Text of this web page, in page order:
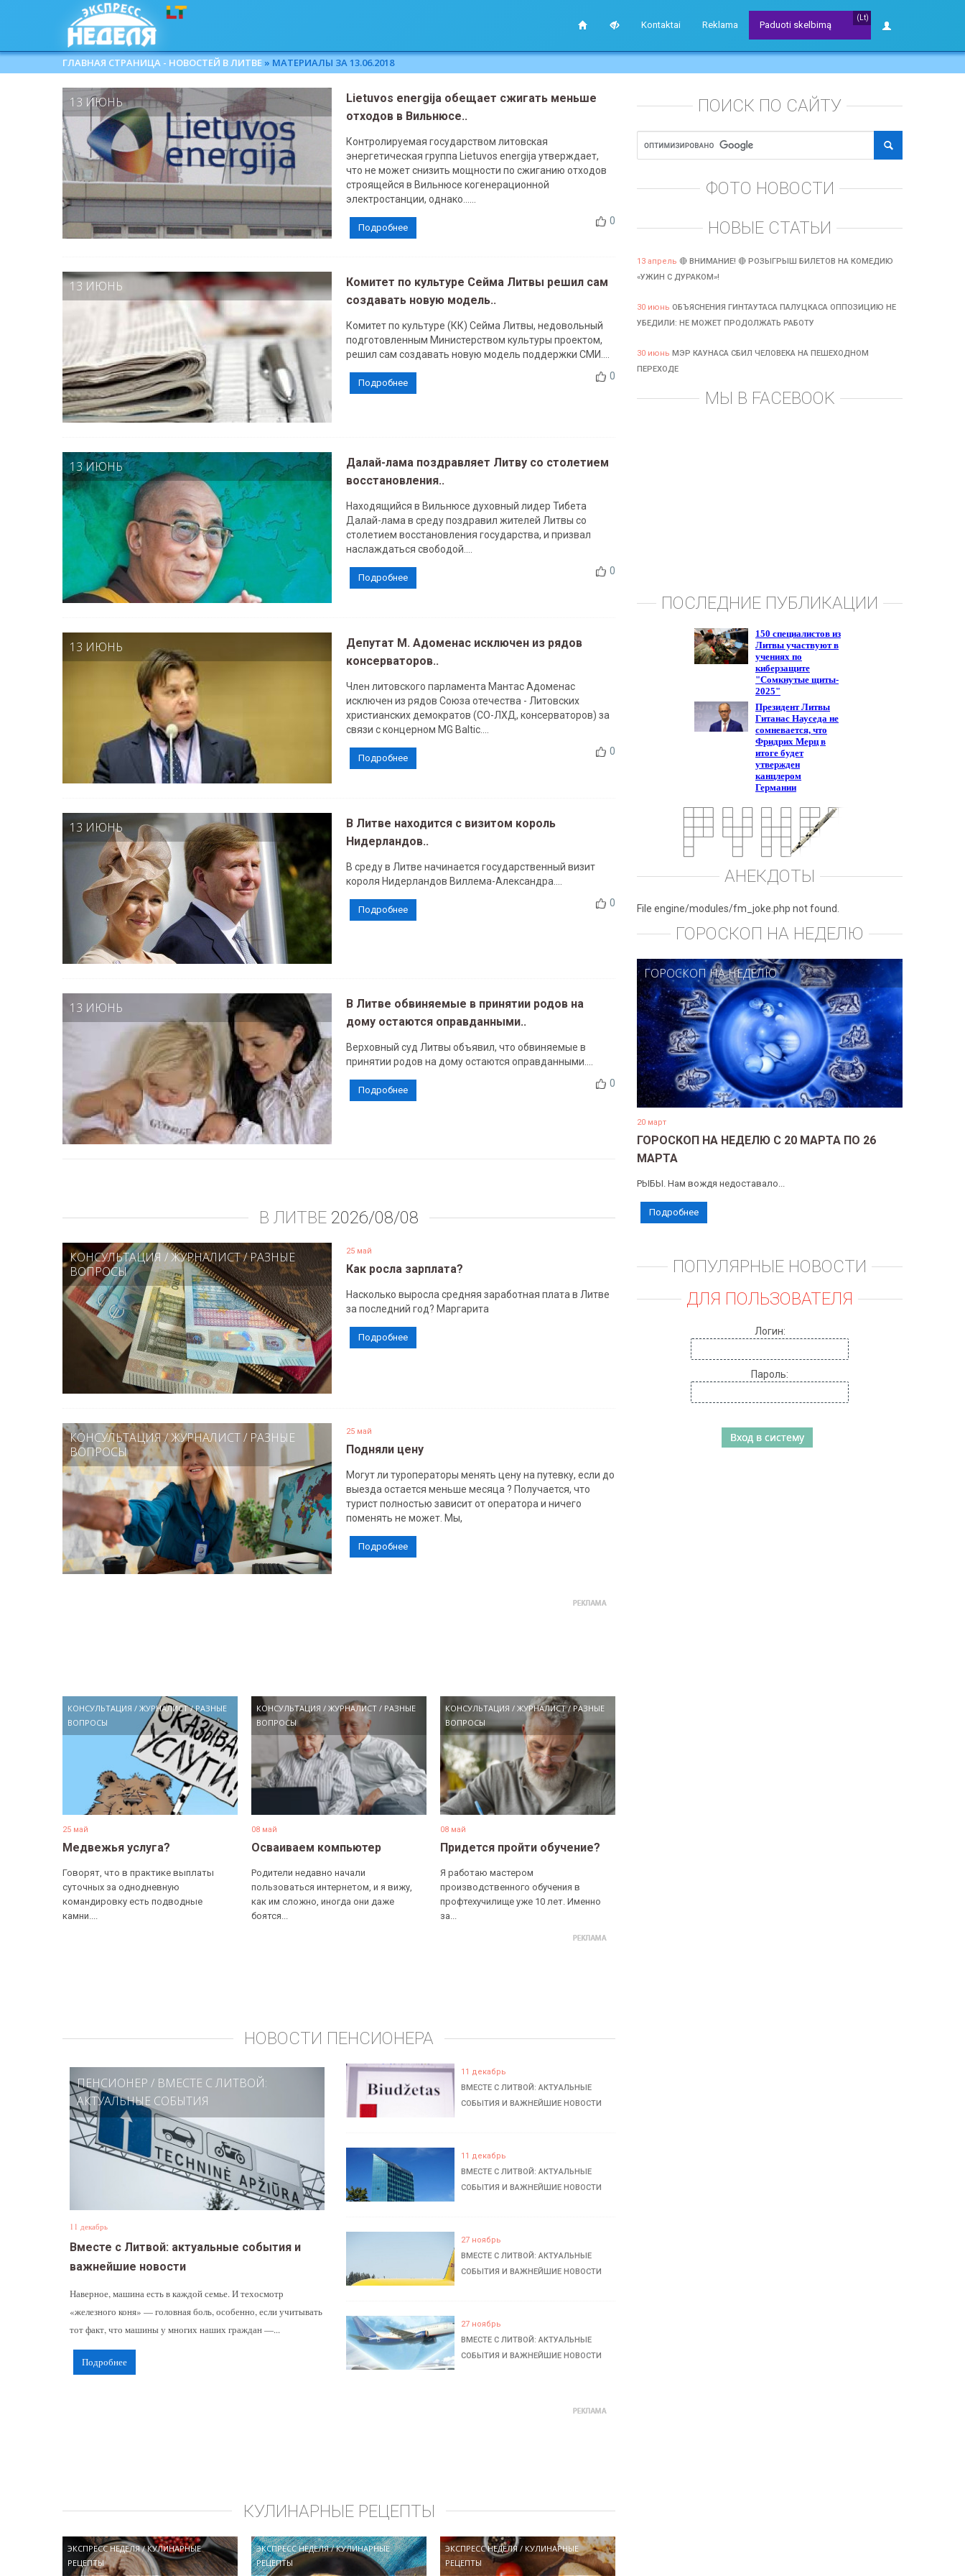
Kontaktai Reklama
(Lt)
Paduoti skelbimą
ГЛАВНАЯ СТРАНИЦА - НОВОСТЕЙ В ЛИТВЕ » МАТЕРИАЛЫ ЗА 13.06.2018
13 ИЮНЬ
Lietuvos energija обещает сжигать меньше
отходов в Вильнюсе..
Контролируемая государством литовская
энергетическая группа Lietuvos energija утверждает,
что не может снизить мощности по сжиганию отходов
строящейся в Вильнюсе когенерационной
электростанции, однако......
0
Подробнее
13 ИЮНЬ
Комитет по культуре Сейма Литвы решил сам
создавать новую модель..
Комитет по культуре (КК) Сейма Литвы, недовольный
подготовленным Министерством культуры проектом,
решил сам создавать новую модель поддержки СМИ....
0
Подробнее
13 ИЮНЬ
Далай-лама поздравляет Литву со столетием
восстановления..
Находящийся в Вильнюсе духовный лидер Тибета
Далай-лама в среду поздравил жителей Литвы со
столетием восстановления государства, и призвал
наслаждаться свободой....
0
Подробнее
13 ИЮНЬ
Депутат М. Адоменас исключен из рядов
консерваторов..
Член литовского парламента Мантас Адоменас
исключен из рядов Союза отечества - Литовских
христианских демократов (СО-ЛХД, консерваторов) за
связи с концерном MG Baltic....
0
Подробнее
13 ИЮНЬ
В Литве находится с визитом король
Нидерландов..
В среду в Литве начинается государственный визит
короля Нидерландов Виллема-Александра....
0
Подробнее
13 ИЮНЬ
В Литве обвиняемые в принятии родов на
дому остаются оправданными..
Верховный суд Литвы объявил, что обвиняемые в
принятии родов на дому остаются оправданными....
0
Подробнее
В ЛИТВЕ 2026/08/08
КОНСУЛЬТАЦИЯ /ЖУРНАЛИСТ/РАЗНЫЕ
ВОПРОСЫ
25 май
Как росла зарплата?
Насколько выросла средняя заработная плата в Литве
за последний год? Маргарита
Подробнее
КОНСУЛЬТАЦИЯ/ЖУРНАЛИСТ/ РАЗНЫЕ
ВОПРОСЫ
25 май
Подняли цену
Могут ли туроператоры менять цену на путевку, если до
выезда остается меньше месяца ? Получается, что
турист полностью зависит от оператора и ничего
поменять не может. Мы,
Подробнее
КОНСУЛЬТАЦИЯ / ЖУРНАЛИСТ/РАЗНЫЕ
ВОПРОСЫ
25 май
Медвежья услуга?
Говорят, что в практике выплаты
суточных за однодневную
командировку есть подводные
камни....
КОНСУЛЬТАЦИЯ /ЖУРНАЛИСТ / РАЗНЫЕ
ВОПРОСЫ
08 май
Осваиваем компьютер
Родители недавно начали
пользоваться интернетом, и я вижу,
как им сложно, иногда они даже
боятся...
КОНСУЛЬТАЦИЯ /ЖУРНАЛИСТ/ РАЗНЫЕ
ВОПРОСЫ
08 май
Придется пройти обучение?
Я работаю мастером
производственного обучения в
профтехучилище уже 10 лет. Именно
за...
НОВОСТИ ПЕНСИОНЕРА
ПЕНСИОНЕР / ВМЕСТЕ С ЛИТВОЙ:
АКТУАЛЬНЫЕ СОБЫТИЯ
11 декабрь
Вместе с Литвой: актуальные события и
важнейшие новости
Наверное, машина есть в каждой семье. И техосмотр
«железного коня» — головная боль, особенно, если учитывать
тот факт, что машины у многих наших граждан —...
Подробнее
11 декабрь
ВМЕСТЕ С ЛИТВОЙ: АКТУАЛЬНЫЕ
СОБЫТИЯ И ВАЖНЕЙШИЕ НОВОСТИ
11 декабрь
ВМЕСТЕ С ЛИТВОЙ: АКТУАЛЬНЫЕ
СОБЫТИЯ И ВАЖНЕЙШИЕ НОВОСТИ
27 ноябрь
ВМЕСТЕ С ЛИТВОЙ: АКТУАЛЬНЫЕ
СОБЫТИЯ И ВАЖНЕЙШИЕ НОВОСТИ
27 ноябрь
ВМЕСТЕ С ЛИТВОЙ: АКТУАЛЬНЫЕ
СОБЫТИЯ И ВАЖНЕЙШИЕ НОВОСТИ
КУЛИНАРНЫЕ РЕЦЕПТЫ
ЭКСПРЕСС НЕДЕЛЯ/КУЛИНАРНЫЕ
РЕЦЕПТЫ
ЭКСПРЕСС НЕДЕЛЯ/КУЛИНАРНЫЕ
РЕЦЕПТЫ
ЭКСПРЕСС НЕДЕЛЯ/ КУЛИНАРНЫЕ
РЕЦЕПТЫ
ПОИСК ПО САЙТУ
ФОТО НОВОСТИ
НОВЫЕ СТАТЬИ
13 апрель 🔴 ВНИМАНИЕ! 🔴 РОЗЫГРЫШ БИЛЕТОВ НА КОМЕДИЮ
«УЖИН С ДУРАКОМ»!
30 июнь ОБЪЯСНЕНИЯ ГИНТАУТАСА ПАЛУЦКАСА ОППОЗИЦИЮ НЕ
УБЕДИЛИ: НЕ МОЖЕТ ПРОДОЛЖАТЬ РАБОТУ
30 июнь МЭР КАУНАСА СБИЛ ЧЕЛОВЕКА НА ПЕШЕХОДНОМ
ПЕРЕХОДЕ
МЫ В FACEBOOK
ПОСЛЕДНИЕ ПУБЛИКАЦИИ
АНЕКДОТЫ
File engine/modules/fm_joke.php not found.
ГОРОСКОП НА НЕДЕЛЮ
ГОРОСКОП НА НЕДЕЛЮ
20 март
ГОРОСКОП НА НЕДЕЛЮ С 20 МАРТА ПО 26
МАРТА
РЫБЫ. Нам вождя недоставало...
Подробнее
ПОПУЛЯРНЫЕ НОВОСТИ
ДЛЯ ПОЛЬЗОВАТЕЛЯ
Логин:
Пароль: